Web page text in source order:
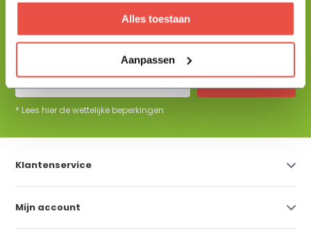
Alles toestaan
Aanpassen
De beste tuininspiraties per mail
ontvangen?
* Lees hier de wettelijke beperkingen
Klantenservice
Mijn account